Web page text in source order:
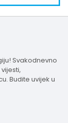
Svakodnevno
Budite uvijek u